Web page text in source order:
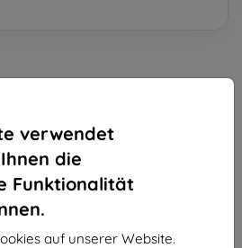
verwendet
die
Funktionalität
auf unserer Website.
2A